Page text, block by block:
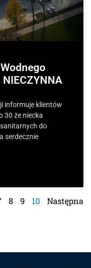
informuje klientów
30 że niecka
do
serdecznie
8 9 10
Następna